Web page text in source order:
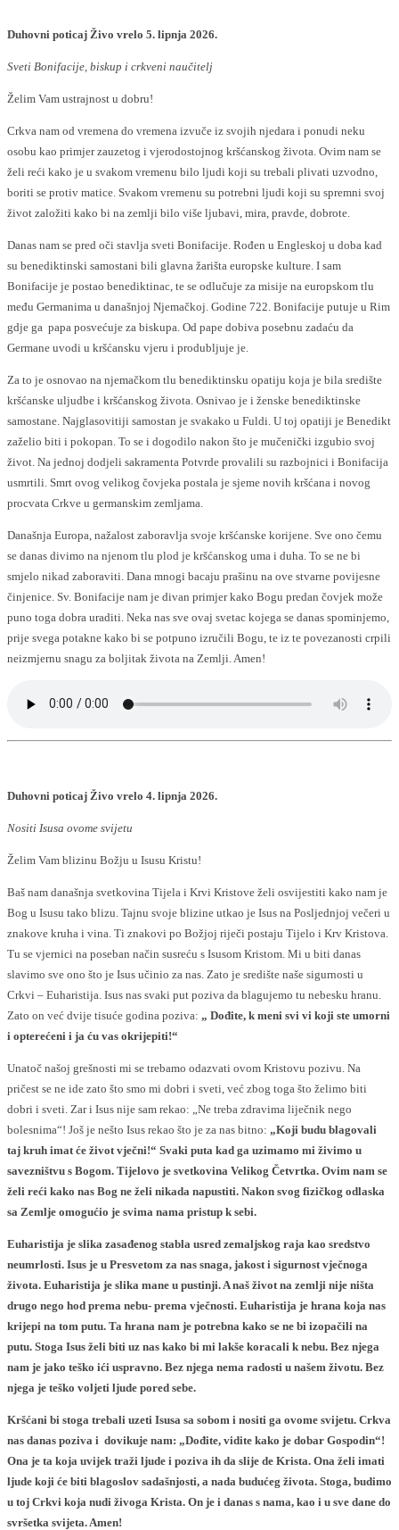
Duhovni poticaj Živo vrelo 5. lipnja 2026.
Sveti Bonifacije, biskup i crkveni naučitelj
Želim Vam ustrajnost u dobru!
Crkva nam od vremena do vremena izvuče iz svojih njedara i ponudi neku
osobu kao primjer zauzetog i vjerodostojnog kršćanskog života. Ovim nam se
želi reći kako je u svakom vremenu bilo ljudi koji su trebali plivati uzvodno,
boriti se protiv matice. Svakom vremenu su potrebni ljudi koji su spremni svoj
život založiti kako bi na zemlji bilo više ljubavi, mira, pravde, dobrote.
Danas nam se pred oči stavlja sveti Bonifacije. Rođen u Engleskoj u doba kad
su benediktinski samostani bili glavna žarišta europske kulture. I sam
Bonifacije je postao benediktinac, te se odlučuje za misije na europskom tlu
među Germanima u današnjoj Njemačkoj. Godine 722. Bonifacije putuje u Rim
gdje ga papa posvećuje za biskupa. Od pape dobiva posebnu zadaću da
Germane uvodi u kršćansku vjeru i produbljuje je.
Za to je osnovao na njemačkom tlu benediktinsku opatiju koja je bila središte
kršćanske uljudbe i kršćanskog života. Osnivao je i ženske benediktinske
samostane. Najglasovitiji samostan je svakako u Fuldi. U toj opatiji je Benedikt
zaželio biti i pokopan. To se i dogodilo nakon što je mučenički izgubio svoj
život. Na jednoj dodjeli sakramenta Potvrde provalili su razbojnici i Bonifacija
usmrtili. Smrt ovog velikog čovjeka postala je sjeme novih kršćana i novog
procvata Crkve u germanskim zemljama.
Današnja Europa, nažalost zaboravlja svoje kršćanske korijene. Sve ono čemu
se danas divimo na njenom tlu plod je kršćanskog uma i duha. To se ne bi
smjelo nikad zaboraviti. Dana mnogi bacaju prašinu na ove stvarne povijesne
činjenice. Sv. Bonifacije nam je divan primjer kako Bogu predan čovjek može
puno toga dobra uraditi. Neka nas sve ovaj svetac kojega se danas spominjemo,
prije svega potakne kako bi se potpuno izručili Bogu, te iz te povezanosti crpili
neizmjernu snagu za boljitak života na Zemlji. Amen!
Duhovni poticaj Živo vrelo 4. lipnja 2026.
Nositi Isusa ovome svijetu
Želim Vam blizinu Božju u Isusu Kristu!
Baš nam današnja svetkovina Tijela i Krvi Kristove želi osvijestiti kako nam je
Bog u Isusu tako blizu. Tajnu svoje blizine utkao je Isus na Posljednjoj večeri u
znakove kruha i vina. Ti znakovi po Božjoj riječi postaju Tijelo i Krv Kristova.
Tu se vjernici na poseban način susreću s Isusom Kristom. Mi u biti danas
slavimo sve ono što je Isus učinio za nas. Zato je središte naše sigurnosti u
Crkvi – Euharistija. Isus nas svaki put poziva da blagujemo tu nebesku hranu.
Zato on već dvije tisuće godina poziva: „ Dođite, k meni svi vi koji ste umorni
i opterećeni i ja ću vas okrijepiti!“
Unatoč našoj grešnosti mi se trebamo odazvati ovom Kristovu pozivu. Na
pričest se ne ide zato što smo mi dobri i sveti, već zbog toga što želimo biti
dobri i sveti. Zar i Isus nije sam rekao: „Ne treba zdravima liječnik nego
bolesnima“! Još je nešto Isus rekao što je za nas bitno: „Koji budu blagovali
taj kruh imat će život vječni!“ Svaki puta kad ga uzimamo mi živimo u
savezništvu s Bogom. Tijelovo je svetkovina Velikog Četvrtka. Ovim nam se
želi reći kako nas Bog ne želi nikada napustiti. Nakon svog fizičkog odlaska
sa Zemlje omogućio je svima nama pristup k sebi.
Euharistija je slika zasađenog stabla usred zemaljskog raja kao sredstvo
neumrlosti. Isus je u Presvetom za nas snaga, jakost i sigurnost vječnoga
života. Euharistija je slika mane u pustinji. A naš život na zemlji nije ništa
drugo nego hod prema nebu- prema vječnosti. Euharistija je hrana koja nas
krijepi na tom putu. Ta hrana nam je potrebna kako se ne bi izopačili na
putu. Stoga Isus želi biti uz nas kako bi mi lakše koracali k nebu. Bez njega
nam je jako teško ići uspravno. Bez njega nema radosti u našem životu. Bez
njega je teško voljeti ljude pored sebe.
Kršćani bi stoga trebali uzeti Isusa sa sobom i nositi ga ovome svijetu. Crkva
nas danas poziva i dovikuje nam: „Dođite, vidite kako je dobar Gospodin“!
Ona je ta koja uvijek traži ljude i poziva ih da slije de Krista. Ona želi imati
ljude koji će biti blagoslov sadašnjosti, a nada budućeg života. Stoga, budimo
u toj Crkvi koja nudi živoga Krista. On je i danas s nama, kao i u sve dane do
svršetka svijeta. Amen!